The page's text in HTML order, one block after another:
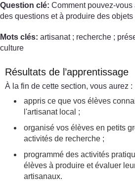
Question clé: Comment pouvez-
des questions et à produire des
Mots clés: artisanat ; recherche ;
culture
Résultats de l’apprentissage
À la fin de cette section, vous aurez :
appris ce que vos élèves
l'artisanat local ;
organisé vos élèves en petits
activités de recherche ;
programmé des activités
élèves à produire et évaluer
artisanaux.